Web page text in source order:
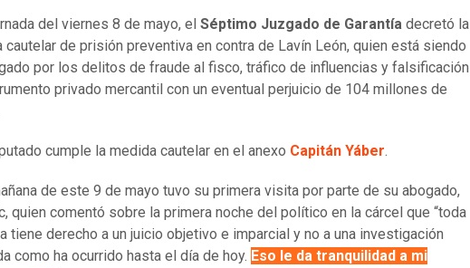
del viernes 8 de mayo, el Séptimo Juzgado de Garantía decretó la
cautelar de prisión preventiva en contra de Lavín León, quien está siendo
por los delitos de fraude al fisco, tráfico de influencias y falsificación
privado mercantil con un eventual perjuicio de 104 millones de
cumple la medida cautelar en el anexo Capitán Yáber.
de este 9 de mayo tuvo su primera visita por parte de su abogado,
quien comentó sobre la primera noche del político en la cárcel que “toda
tiene derecho a un juicio objetivo e imparcial y no a una investigación
como ha ocurrido hasta el día de hoy. Eso le da tranquilidad a mi